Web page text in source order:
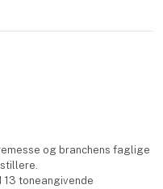
og branchens faglige
13 toneangivende